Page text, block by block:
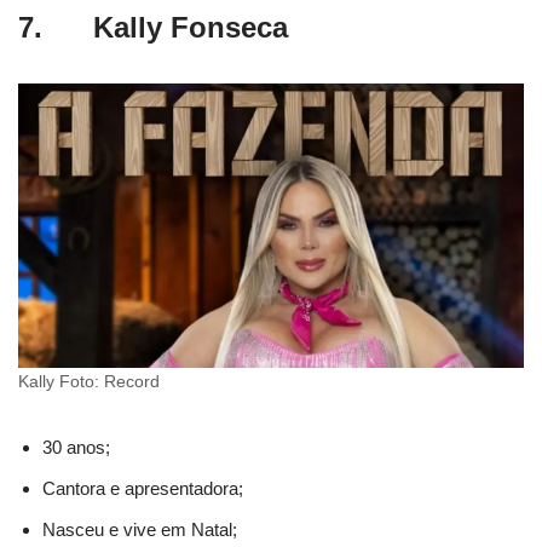
7. Kally Fonseca
Kally Foto: Record
30 anos;
Cantora e apresentadora;
Nasceu e vive em Natal;